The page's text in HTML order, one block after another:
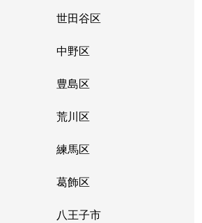
世田谷区
中野区
豊島区
荒川区
練馬区
葛飾区
八王子市